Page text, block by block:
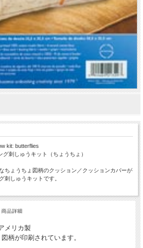
kit: butterflies
刺しゅうキット（ちょうちょ）
ちょうちょ図柄のクッション／クッションカバーが
刺しゅうキットです。
メリカ製
柄が印刷されています。